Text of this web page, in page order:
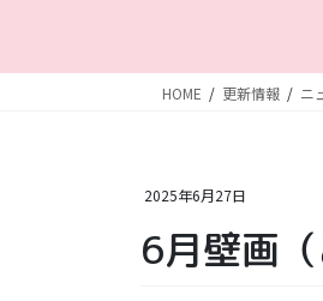
HOME 更新情報 ニ
2025年6月27日
6月壁画（